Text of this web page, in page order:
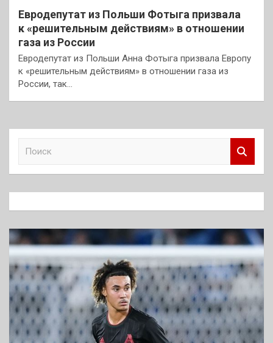
Евродепутат из Польши Фотыга призвала
к «решительным действиям» в отношении
газа из России
Евродепутат из Польши Анна Фотыга призвала Европу
к «решительным действиям» в отношении газа из
России, так…
к